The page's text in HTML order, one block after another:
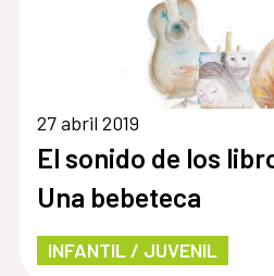
27 abril 2019
El sonido de los
Una bebeteca
INFANTIL / JUVENIL